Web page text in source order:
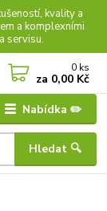
kvality a
a komplexními
servisu.
Nabídka ✏️
Hledat 🔍
0 ks
za 0,00 Kč